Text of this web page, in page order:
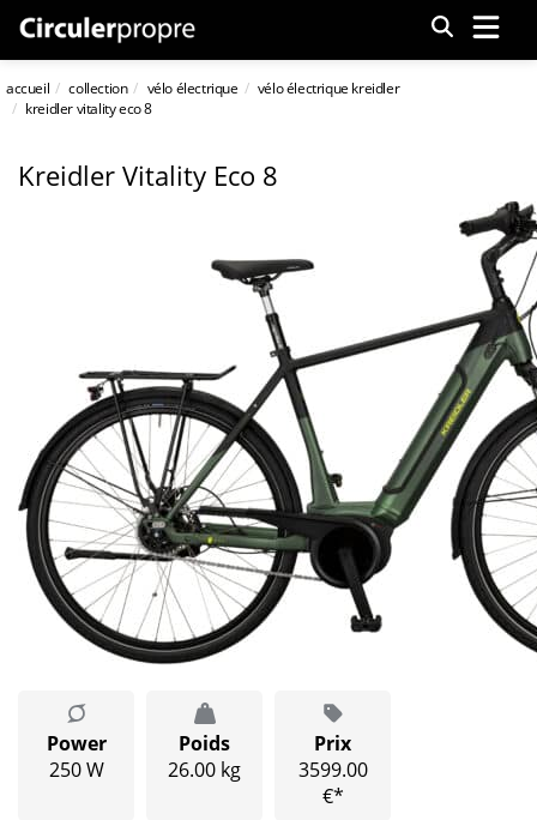
Menu
accueil collection vélo électrique
vélo électrique kreidler
kreidler vitality eco 8
Kreidler Vitality Eco 8
Power
250 W
Poids
26.00 kg
Prix
3599.00
€*